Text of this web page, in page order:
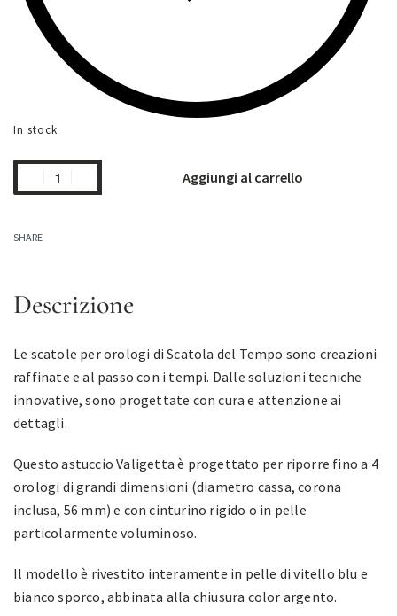
In stock
Aggiungi al carrello
SHARE
Descrizione
Le scatole per orologi di Scatola del Tempo sono creazioni
raffinate e al passo con i tempi. Dalle soluzioni tecniche
innovative, sono progettate con cura e attenzione ai
dettagli.
Questo astuccio Valigetta è progettato per riporre fino a 4
orologi di grandi dimensioni (diametro cassa, corona
inclusa, 56 mm) e con cinturino rigido o in pelle
particolarmente voluminoso.
Il modello è rivestito interamente in pelle di vitello blu e
bianco sporco, abbinata alla chiusura color argento.